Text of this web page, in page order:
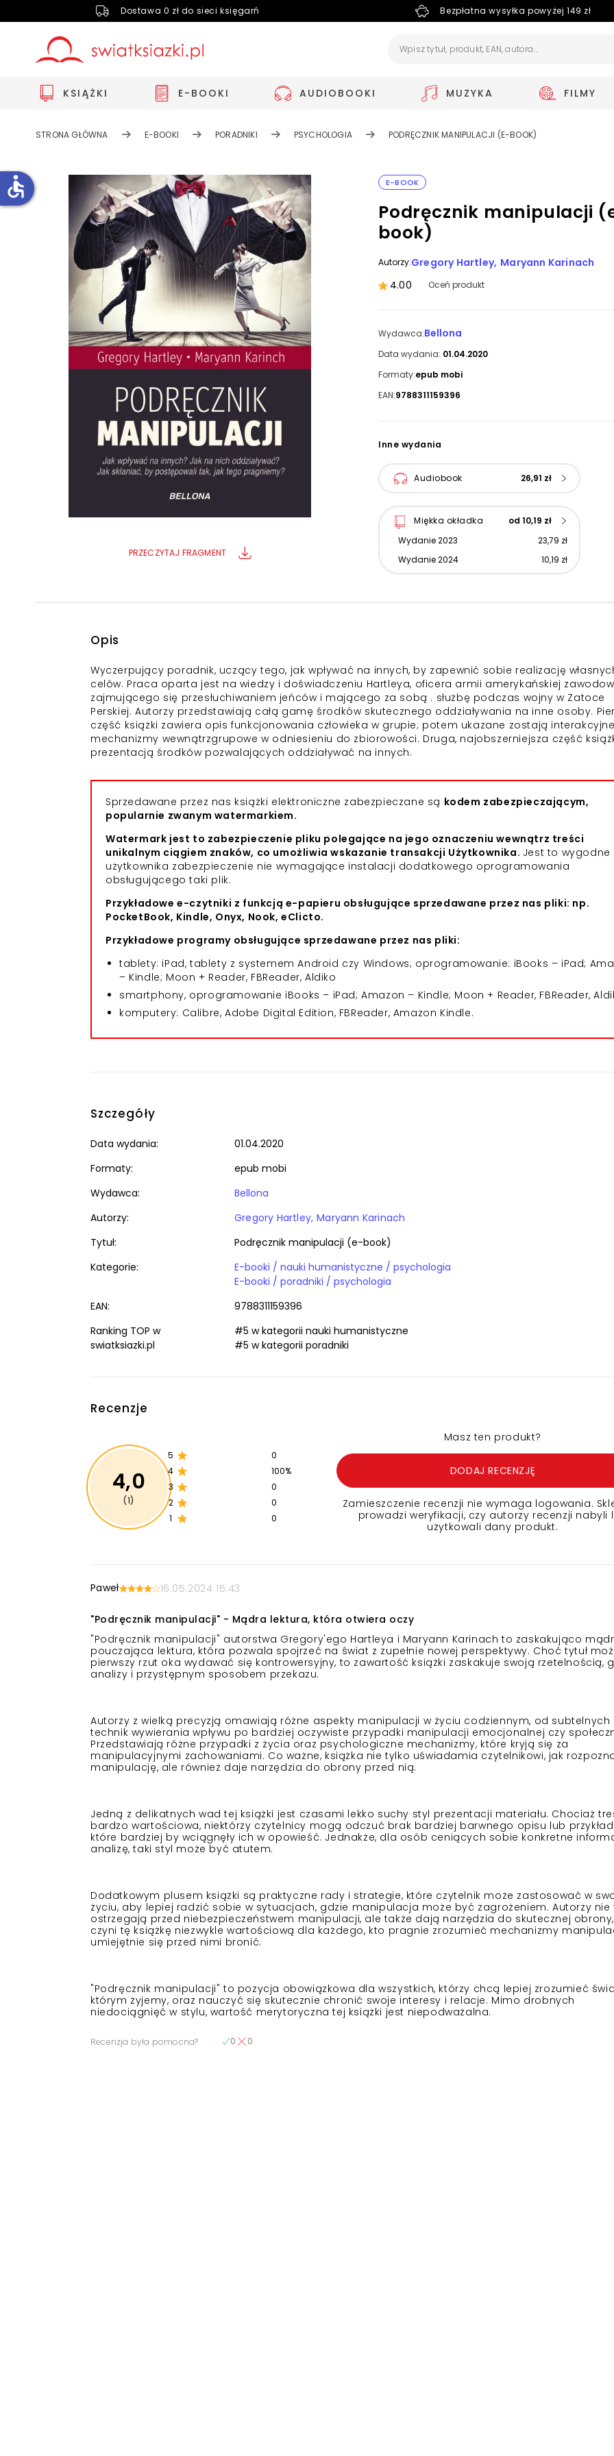
Dostawa 0 zł do sieci księgarń Bezpłatna wysyłka powyżej 149 zł
KSIĄŻKI E-BOOKI AUDIOBOOKI MUZYKA FILMY
STRONA GŁÓWNA E-BOOKI PORADNIKI PSYCHOLOGIA PODRĘCZNIK MANIPULACJI (E-BOOK)
PRZECZYTAJ FRAGMENT
E-BOOK
Podręcznik manipulacji
book)
Autorzy:Gregory Hartley Maryann Karinach
4.00
Oceń produkt
Wydawca:Bellona
Data wydania: 01.04.2020
Formaty:epub mobi
EAN:9788311159396
Inne wydania
Audiobook 26,91 zł
Miękka okładka
od 10,19 zł
Wydanie 2023
23,79 zł
Wydanie 2024
10,19 zł
Opis
Wyczerpujący poradnik, uczący tego, jak wpływać na innych, by zapewnić sobie realizację
celów. Praca oparta jest na wiedzy i doświadczeniu Hartleya, oficera armii amerykańskiej
zajmującego się przesłuchiwaniem jeńców i mającego za sobą . służbę podczas wojny w Zatoce
Perskiej. Autorzy przedstawiają całą gamę środków skutecznego oddziaływania na inne osoby.
część książki zawiera opis funkcjonowania człowieka w grupie; potem ukazane zostają interakcyjne
mechanizmy wewnątrzgrupowe w odniesieniu do zbiorowości. Druga, najobszerniejsza część
prezentacją środków pozwalających oddziaływać na innych.
Sprzedawane przez nas książki elektroniczne zabezpieczane są kodem zabezpieczającym,
popularnie zwanym watermarkiem.
Watermark jest to zabezpieczenie pliku polegające na jego oznaczeniu wewnątrz treści
unikalnym ciągiem znaków, co umożliwia wskazanie transakcji Użytkownika. Jest to wygodne
użytkownika zabezpieczenie nie wymagające instalacji dodatkowego oprogramowania
obsługującego taki plik.
Przykładowe e-czytniki z funkcją e-papieru obsługujące sprzedawane przez nas pliki: np.
PocketBook, Kindle, Onyx, Nook, eClicto.
Przykładowe programy obsługujące sprzedawane przez nas pliki:
tablety: iPad, tablety z systemem Android czy Windows; oprogramowanie: iBooks – iPad;
– Kindle; Moon + Reader, FBReader, Aldiko
smartphony, oprogramowanie iBooks – iPad; Amazon – Kindle; Moon + Reader, FBReader,
komputery: Calibre, Adobe Digital Edition, FBReader, Amazon Kindle.
Szczegóły
Data wydania:
01.04.2020
Formaty:
epub mobi
Wydawca:
Bellona
Autorzy:
Gregory Hartley Maryann Karinach
Tytuł:
Podręcznik manipulacji (e-book)
Kategorie:
E-booki / nauki humanistyczne / psychologia
E-booki / poradniki / psychologia
EAN:
9788311159396
Ranking TOP w
swiatksiazki.pl
#5 w kategorii nauki humanistyczne
#5 w kategorii poradniki
Recenzje
4,0
(1)
5
0
4
100%
3
0
2
0
1
0
Masz ten produkt?
DODAJ RECENZJĘ
Zamieszczenie recenzji nie wymaga logowania.
prowadzi weryfikacji, czy autorzy recenzji nabyli
użytkowali dany produkt.
Paweł 16.05.2024 15:43
"Podręcznik manipulacji" - Mądra lektura, która otwiera oczy
"Podręcznik manipulacji" autorstwa Gregory'ego Hartleya i Maryann Karinach to zaskakująco
pouczająca lektura, która pozwala spojrzeć na świat z zupełnie nowej perspektywy. Choć tytuł
pierwszy rzut oka wydawać się kontrowersyjny, to zawartość książki zaskakuje swoją rzetelnością,
analizy i przystępnym sposobem przekazu.
Autorzy z wielką precyzją omawiają różne aspekty manipulacji w życiu codziennym, od subtelnych
technik wywierania wpływu po bardziej oczywiste przypadki manipulacji emocjonalnej czy
Przedstawiają różne przypadki z życia oraz psychologiczne mechanizmy, które kryją się za
manipulacyjnymi zachowaniami. Co ważne, książka nie tylko uświadamia czytelnikowi, jak
manipulację, ale również daje narzędzia do obrony przed nią.
Jedną z delikatnych wad tej książki jest czasami lekko suchy styl prezentacji materiału. Chociaż
bardzo wartościowa, niektórzy czytelnicy mogą odczuć brak bardziej barwnego opisu lub
które bardziej by wciągnęły ich w opowieść. Jednakże, dla osób ceniących sobie konkretne
analizę, taki styl może być atutem.
Dodatkowym plusem książki są praktyczne rady i strategie, które czytelnik może zastosować w
życiu, aby lepiej radzić sobie w sytuacjach, gdzie manipulacja może być zagrożeniem. Autorzy nie
ostrzegają przed niebezpieczeństwem manipulacji, ale także dają narzędzia do skutecznej
czyni tę książkę niezwykle wartościową dla każdego, kto pragnie zrozumieć mechanizmy
umiejętnie się przed nimi bronić.
"Podręcznik manipulacji" to pozycja obowiązkowa dla wszystkich, którzy chcą lepiej zrozumieć
którym żyjemy, oraz nauczyć się skutecznie chronić swoje interesy i relacje. Mimo drobnych
niedociągnięć w stylu, wartość merytoryczna tej książki jest niepodważalna.
Recenzja była pomocna? 0 0
accessible
Zwiększ rozmiar czcionki
Zmniejsz rozmiar czcionki
Odwróć kolory
Skala szarości
Powiększony kursor
Pomoc w czytaniu
Podkreślenie linków